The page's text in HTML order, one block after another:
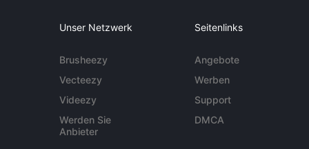
Unser Netzwerk
Brusheezy
Vecteezy
Videezy
Werden Sie
Anbieter
Seitenlinks
Angebote
Werben
Support
DMCA